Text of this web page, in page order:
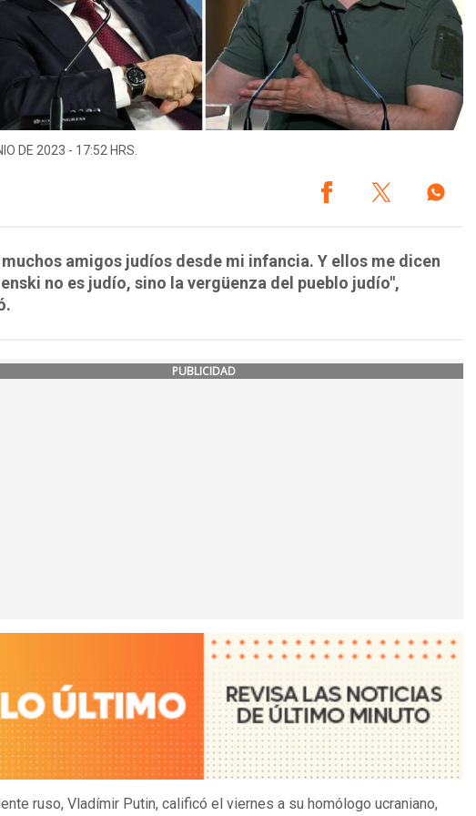
DE 2023 - 17:52 HRS.
amigos judíos desde mi infancia. Y ellos me dicen
no es judío, sino la vergüenza del pueblo judío",
PUBLICIDAD
ruso, Vladímir Putin, calificó el viernes a su homólogo ucraniano,